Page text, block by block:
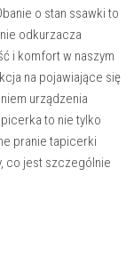
o stan ssawki to
odkurzacza
i komfort w naszym
na pojawiające się
urządzenia
to nie tylko
pranie tapicerki
co jest szczególnie